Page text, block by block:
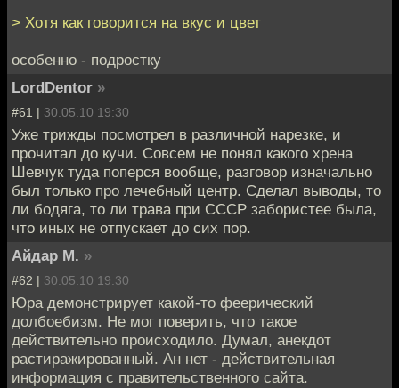
> Хотя как говорится на вкус и цвет
особенно - подростку
LordDentor »
#61 | 30.05.10 19:30
Уже трижды посмотрел в различной нарезке, и
прочитал до кучи. Совсем не понял какого хрена
Шевчук туда поперся вообще, разговор изначально
был только про лечебный центр. Сделал выводы, то
ли бодяга, то ли трава при СССР забористее была,
что иных не отпускает до сих пор.
Айдар М. »
#62 | 30.05.10 19:30
Юра демонстрирует какой-то феерический
долбоебизм. Не мог поверить, что такое
действительно происходило. Думал, анекдот
растиражированный. Ан нет - действительная
информация с правительственного сайта.